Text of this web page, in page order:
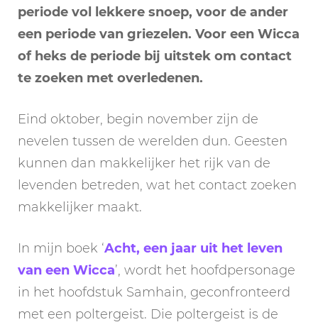
periode vol lekkere snoep, voor de ander
een periode van griezelen. Voor een Wicca
of heks de periode bij uitstek om contact
te zoeken met overledenen.
Eind oktober, begin november zijn de
nevelen tussen de werelden dun. Geesten
kunnen dan makkelijker het rijk van de
levenden betreden, wat het contact zoeken
makkelijker maakt.
In mijn boek ‘Acht, een jaar uit het leven
van een Wicca’, wordt het hoofdpersonage
in het hoofdstuk Samhain, geconfronteerd
met een poltergeist. Die poltergeist is de